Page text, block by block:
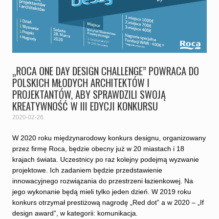
„ROCA ONE DAY DESIGN CHALLENGE” POWRACA DO
POLSKICH MŁODYCH ARCHITEKTÓW I
PROJEKTANTÓW, ABY SPRAWDZILI SWOJĄ
KREATYWNOŚĆ W III EDYCJI KONKURSU
2020-02-26
W 2020 roku międzynarodowy konkurs designu, organizowany
przez firmę Roca, będzie obecny już w 20 miastach i 18
krajach świata. Uczestnicy po raz kolejny podejmą wyzwanie
projektowe. Ich zadaniem będzie przedstawienie
innowacyjnego rozwiązania do przestrzeni łazienkowej. Na
jego wykonanie będą mieli tylko jeden dzień. W 2019 roku
konkurs otrzymał prestiżową nagrodę „Red dot” a w 2020 – „If
design award”, w kategorii: komunikacja.